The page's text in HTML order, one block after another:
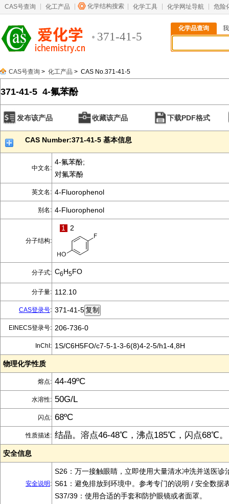
CAS号查询 化工产品 化学结构搜索 化学工具 化学网址导航 危险
371-41-5
化学品查询
CAS号查询 > 化工产品 > CAS No.371-41-5
371-41-5 4-氟苯酚
发布该产品 收藏该产品 下载PDF格式
CAS Number:371-41-5 基本信息
中文名:
4-氟苯酚;
对氟苯酚
英文名: 4-Fluorophenol
别名: 4-Fluorophenol
分子结构:
1 2
分子式: C6H5FO
分子量: 112.10
CAS登录号: 371-41-5
EINECS登录号: 206-736-0
InChI: 1S/C6H5FO/c7-5-1-3-6(8)4-2-5/h1-4,8H
物理化学性质
熔点: 44-49ºC
水溶性: 50G/L
闪点: 68ºC
性质描述: 结晶。溶点46-48℃，沸点185℃，闪点68℃。
安全信息
安全说明 :
S26：万一接触眼睛，立即使用大量清水冲洗并送医诊
S61：避免排放到环境中。参考专门的说明 / 安全数据
S37/39：使用合适的手套和防护眼镜或者面罩。